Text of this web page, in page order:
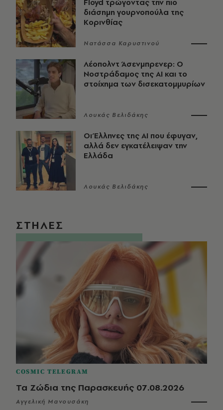
Floyd τρώγοντας την πιο
διάσημη γουρνοπούλα της
Κορινθίας
Νατάσσα Καρυστινού
Λέοπολντ Άσενμπρενερ: Ο
Νοστράδαμος της AI και το
στοίχημα των δισεκατομμυρίων
Λουκάς Βελιδάκης
Οι Έλληνες της ΑΙ που έφυγαν,
αλλά δεν εγκατέλειψαν την
Ελλάδα
Λουκάς Βελιδάκης
ΣΤΗΛΕΣ
COSMIC TELEGRAM
Τα Ζώδια της Παρασκευής 07.08.2026
Αγγελική Μανουσάκη